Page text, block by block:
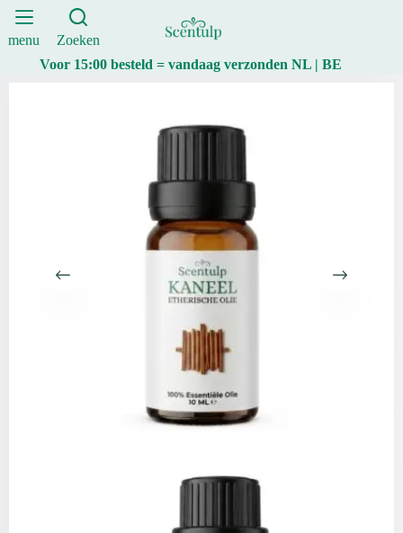
Ga
naar
demenu
Zoeken
Voor 15:00 besteld = vandaag verzonden NL | BE
10ml
Scentulp